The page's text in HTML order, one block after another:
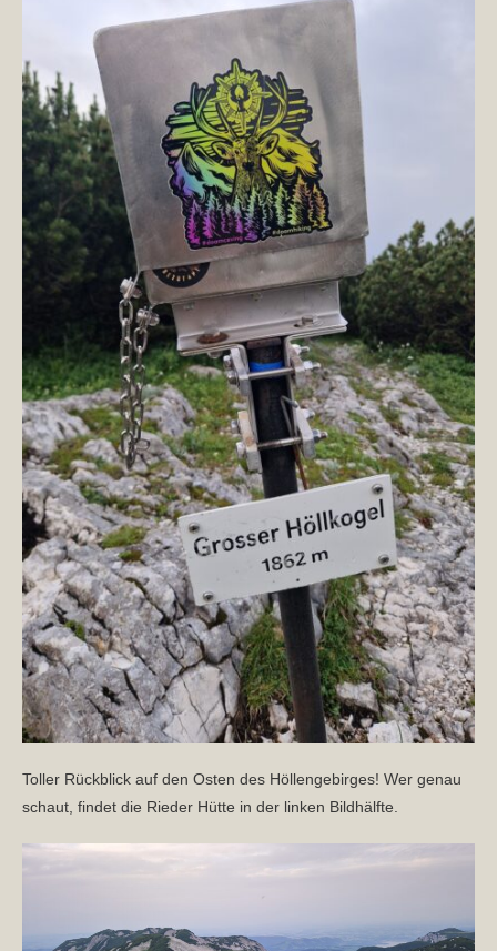
Toller Rückblick auf den Osten des Höllengebirges! Wer genau
schaut, findet die Rieder Hütte in der linken Bildhälfte.